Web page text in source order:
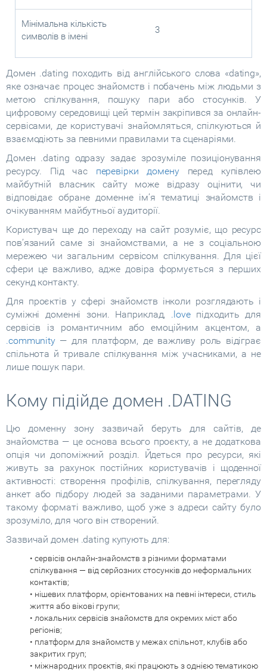
Мінімальна кількість
символів в імені
3
Домен .dating походить від англійського слова «dating»,
яке означає процес знайомств і побачень між людьми з
метою спілкування, пошуку пари або стосунків. У
цифровому середовищі цей термін закріпився за онлайн-
сервісами, де користувачі знайомляться, спілкуються й
взаємодіють за певними правилами та сценаріями.
Домен .dating одразу задає зрозуміле позиціонування
ресурсу. Під час перевірки доменуперед купівлею
майбутній власник сайту може відразу оцінити, чи
відповідає обране доменне ім’я тематиці знайомств і
очікуванням майбутньої аудиторії.
Користувач ще до переходу на сайт розуміє, що ресурс
пов’язаний саме зі знайомствами, а не з соціальною
мережею чи загальним сервісом спілкування. Для цієї
сфери це важливо, адже довіра формується з перших
секунд контакту.
Для проєктів у сфері знайомств інколи розглядають і
суміжні доменні зони. Наприклад, .loveпідходить для
сервісів із романтичним або емоційним акцентом, а
.community — для платформ, де важливу роль відіграє
спільнота й тривале спілкування між учасниками, а не
лише пошук пари.
Кому підійде домен .DATING
Цю доменну зону зазвичай беруть для сайтів, де
знайомства — це основа всього проєкту, а не додаткова
опція чи допоміжний розділ. Йдеться про ресурси, які
живуть за рахунок постійних користувачів і щоденної
активності: створення профілів, спілкування, перегляду
анкет або підбору людей за заданими параметрами. У
такому форматі важливо, щоб уже з адреси сайту було
зрозуміло, для чого він створений.
Зазвичай домен .dating купують для:
• сервісів онлайн-знайомств з різними форматами
спілкування — від серйозних стосунків до неформальних
контактів;
• нішевих платформ, орієнтованих на певні інтереси, стиль
життя або вікові групи;
• локальних сервісів знайомств для окремих міст або
регіонів;
• платформ для знайомств у межах спільнот, клубів або
закритих груп;
• міжнародних проєктів, які працюють з однією тематикою